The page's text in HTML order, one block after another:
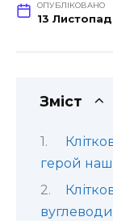
ОПУБЛІКОВАНО
13
Зміст
герой
вуглеводи